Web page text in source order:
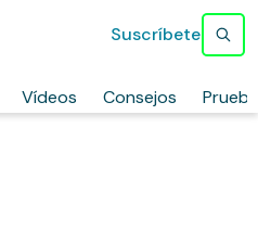
Vídeos Consejos
Suscríbete